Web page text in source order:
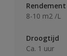
Rendement
8-10 m2 /L
Droogtijd
Ca. 1 uur